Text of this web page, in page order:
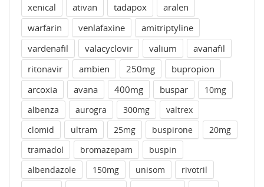
xenical
ativan tadapox
aralen
warfarin
venlafaxine
amitriptyline
vardenafil
valacyclovir valium
avanafil
ritonavir
ambien 250mg
bupropion
arcoxia
avana 400mg buspar
10mg
albenza
aurogra 300mg
valtrex
clomid
ultram 25mg buspirone
20mg
tramadol
bromazepam
buspin
albendazole
150mg unisom
rivotril